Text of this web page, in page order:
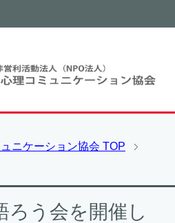
ニケーション協会 TOP
ろう会を開催し